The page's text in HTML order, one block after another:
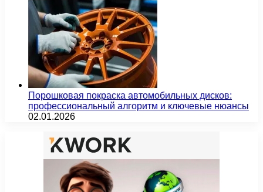
Порошковая покраска автомобильных дисков:
профессиональный алгоритм и ключевые нюансы
02.01.2026